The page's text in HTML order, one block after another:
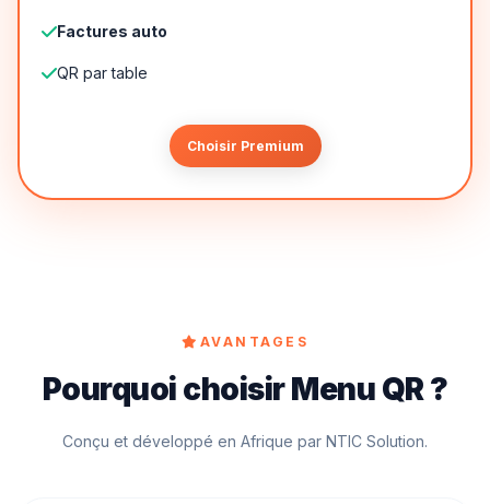
Factures auto
QR par table
Choisir Premium
AVANTAGES
Pourquoi choisir Menu QR ?
Conçu et développé en Afrique par NTIC Solution.